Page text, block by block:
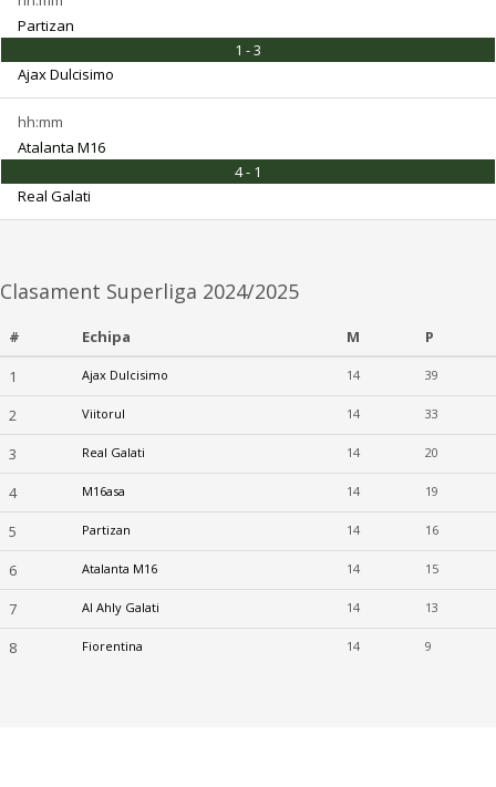
Partizan
1 - 3
Ajax Dulcisimo
hh:mm
Atalanta M16
4 - 1
Real Galati
Clasament Superliga 2024/2025
# Echipa M
P
1
Ajax Dulcisimo 14 39
2 Viitorul 14 33
3 Real Galati 14 20
4 M16asa 14 19
5 Partizan 14 16
6 Atalanta M16 14 15
7 Al Ahly Galati 14 13
8 Fiorentina 14 9